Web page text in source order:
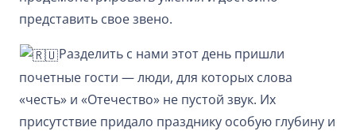
представить свое звено.
Разделить с нами этот день пришли
почетные гости — люди, для которых слова
«честь» и «Отечество» не пустой звук. Их
присутствие придало празднику особую глубину и